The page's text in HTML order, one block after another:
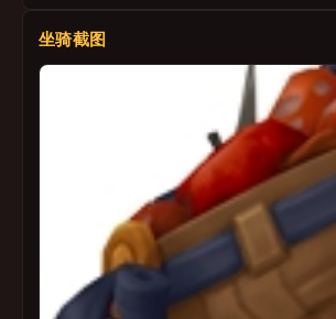
坐骑截图